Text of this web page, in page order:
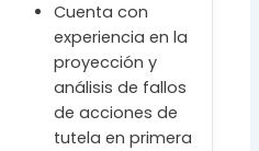
Cuenta con
experiencia en la
proyección y
análisis de fallos
de acciones de
tutela en primera